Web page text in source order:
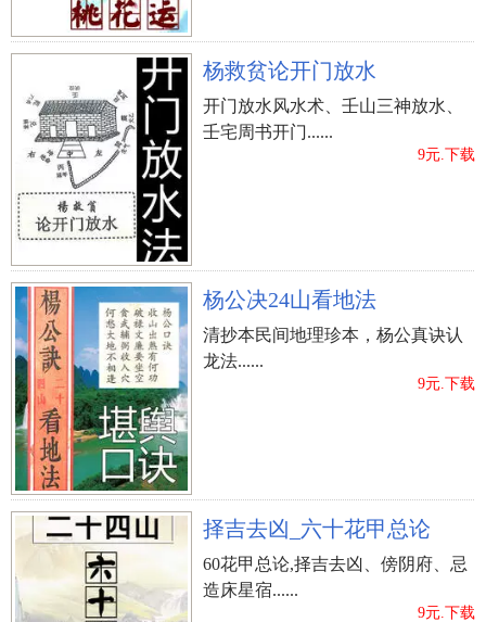
杨救贫论开门放水
开门放水风水术、壬山三神放水、
壬宅周书开门......
9元.下载
杨公决24山看地法
清抄本民间地理珍本，杨公真诀认
龙法......
9元.下载
择吉去凶_六十花甲总论
60花甲总论,择吉去凶、傍阴府、忌
造床星宿......
9元.下载